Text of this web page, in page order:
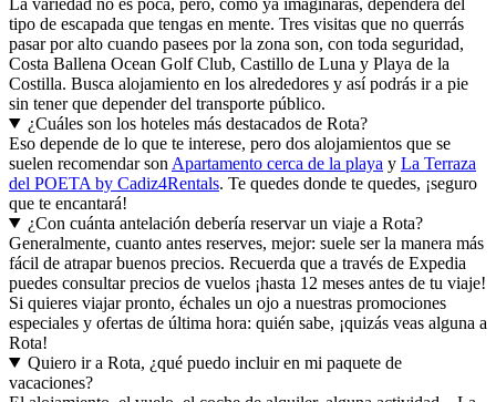
tipo de escapada que tengas en mente. Tres visitas que no querrás
pasar por alto cuando pasees por la zona son, con toda seguridad,
Costa Ballena Ocean Golf Club, Castillo de Luna y Playa de la
Costilla. Busca alojamiento en los alrededores y así podrás ir a pie
sin tener que depender del transporte público.
¿Cuáles son los hoteles más destacados de Rota?
Eso depende de lo que te interese, pero dos alojamientos que se
suelen recomendar son Apartamento cerca de la playa y La Terraza
del POETA by Cadiz4Rentals. Te quedes donde te quedes, ¡seguro
que te encantará!
¿Con cuánta antelación debería reservar un viaje a Rota?
Generalmente, cuanto antes reserves, mejor: suele ser la manera más
fácil de atrapar buenos precios. Recuerda que a través de Expedia
puedes consultar precios de vuelos ¡hasta 12 meses antes de tu viaje!
Si quieres viajar pronto, échales un ojo a nuestras promociones
especiales y ofertas de última hora: quién sabe, ¡quizás veas alguna a
Rota!
Quiero ir a Rota, ¿qué puedo incluir en mi paquete de
vacaciones?